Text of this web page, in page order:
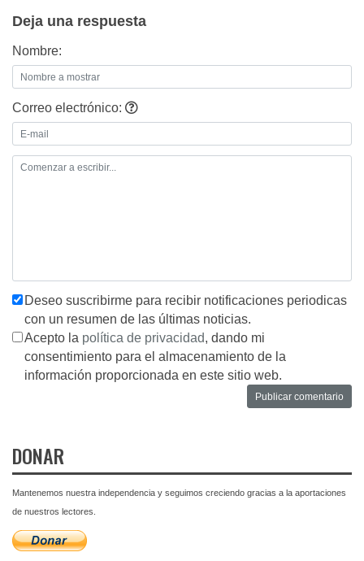
Deja una respuesta
Nombre:
Correo electrónico:
Deseo suscribirme para recibir notificaciones periodicas
con un resumen de las últimas noticias.
Acepto la política de privacidad, dando mi
consentimiento para el almacenamiento de la
información proporcionada en este sitio web.
DONAR
Mantenemos nuestra independencia y seguimos creciendo gracias a la aportaciones
de nuestros lectores.